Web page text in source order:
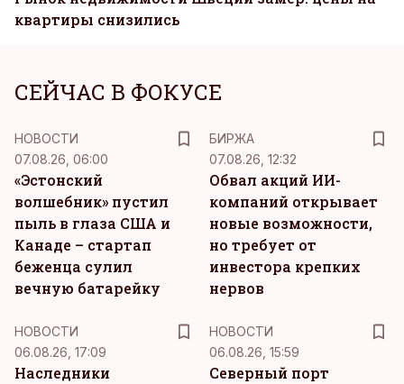
квартиры снизились
СЕЙЧАС В ФОКУСЕ
НОВОСТИ
07.08.26, 06:00
«Эстонский
волшебник» пустил
пыль в глаза США и
Канаде – стартап
беженца сулил
вечную батарейку
БИРЖА
07.08.26, 12:32
Обвал акций ИИ-
компаний открывает
новые возможности,
но требует от
инвестора крепких
нервов
НОВОСТИ
06.08.26, 17:09
Наследники
НОВОСТИ
06.08.26, 15:59
Северный порт